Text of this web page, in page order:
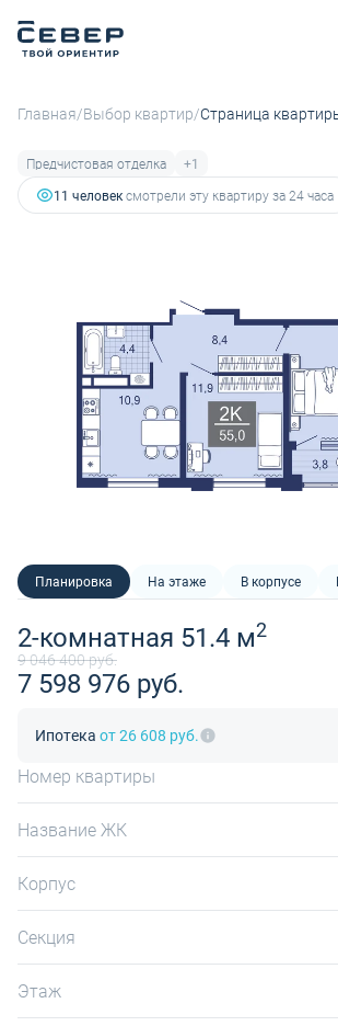
Главная/Выбор квартир/Страница
Предчистовая отделка
+1
11 человексмотрели эту квартиру за 24 часа
Планировка На этаже В корпусе
2-комнатная 51.4 м2
9 046 400 руб.
7 598 976 руб.
Ипотека от 26 608 руб.
Номер квартиры
Название ЖК
Корпус
Секция
Этаж